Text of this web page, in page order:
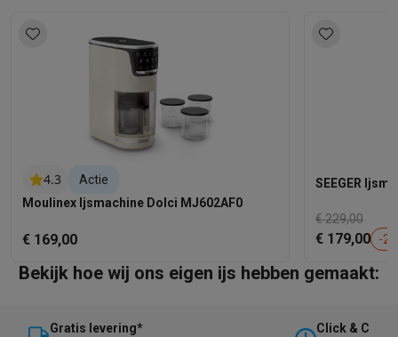
4.3
Actie
Moulinex Ijsmachine Dolci MJ602AF0
€ 169,00
SEEGER
€ 229,00
€ 179,00 -22
Bekijk hoe wij ons eigen ijs hebben gemaakt:
Gratis levering* Click &